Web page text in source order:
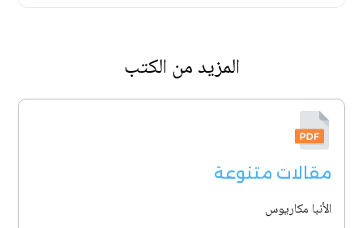
المزيد من الكتب
مقالات متنوعة
الأنبا مكاريوس